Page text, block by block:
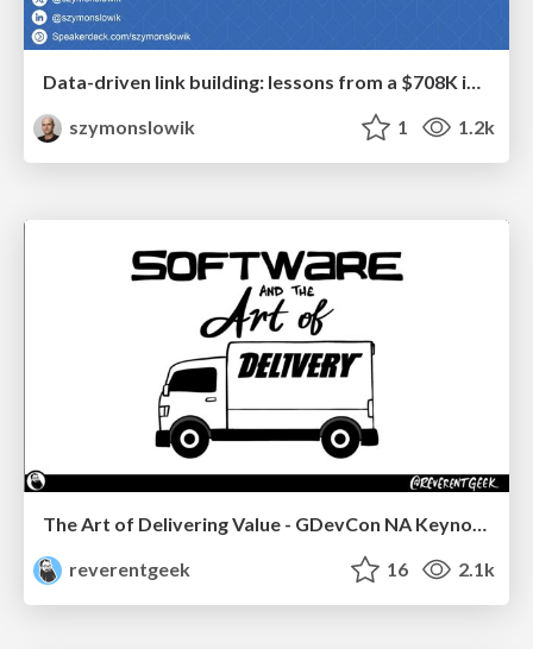
Data-driven link building: lessons from a $708K investment (BrightonSEO talk)
szymonslowik
1 1.2k
The Art of Delivering Value - GDevCon NA Keynote
reverentgeek
16 2.1k